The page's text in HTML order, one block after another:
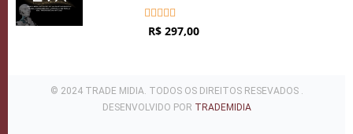

R$ 297,00
© 2024 TRADE MIDIA. TODOS OS DIREITOS RESEVADOS .
DESENVOLVIDO POR TRADEMIDIA